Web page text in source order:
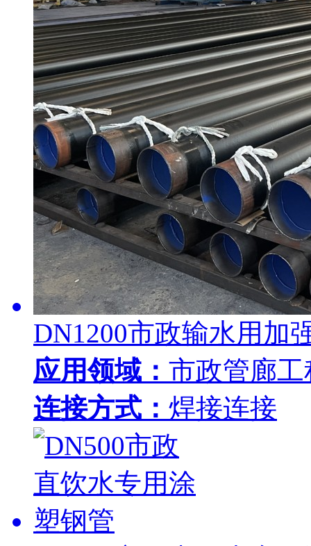
DN1200市政输水用加
应用领域： 市政管廊工
连接方式： 焊接连接